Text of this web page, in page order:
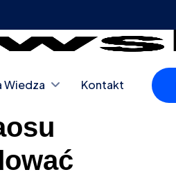
Wiedza Kontakt